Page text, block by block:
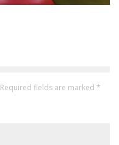
Required fields are marked *